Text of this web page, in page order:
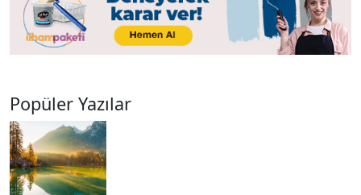
Popüler Yazılar